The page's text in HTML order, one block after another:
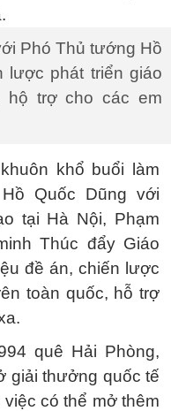
Phó Thủ tướng Hồ
lược phát triển giáo
hộ trợ cho các em
khổ buổi làm
Quốc Dũng với
tại Hà Nội, Phạm
Thúc đẩy Giáo
đề án, chiến lược
toàn quốc, hỗ trợ
quê Hải Phòng,
giải thưởng quốc tế
có thể mở thêm